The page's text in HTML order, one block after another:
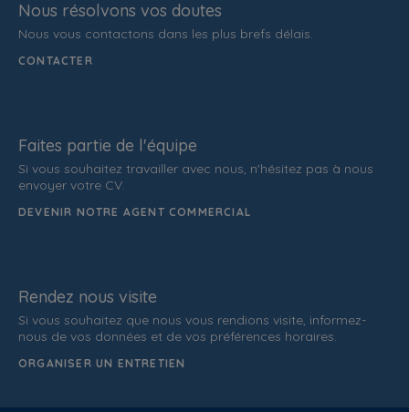
Nous résolvons vos doutes
Nous vous contactons dans les plus brefs délais.
CONTACTER
Faites partie de l'équipe
Si vous souhaitez travailler avec nous, n'hésitez pas à nous
envoyer votre CV.
DEVENIR NOTRE AGENT COMMERCIAL
Rendez nous visite
Si vous souhaitez que nous vous rendions visite, informez-
nous de vos données et de vos préférences horaires.
ORGANISER UN ENTRETIEN